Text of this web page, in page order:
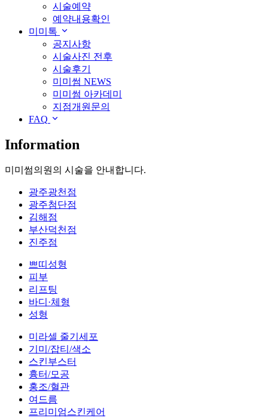
시술예약
예약내용확인
미미톡
공지사항
시술사진 전후
시술후기
미미썸 NEWS
미미썸 아카데미
지점개원문의
FAQ
Information
미미썸의원의 시술을 안내합니다.
광주광천점
광주첨단점
김해점
부산덕천점
진주점
쁘띠성형
피부
리프팅
바디·체형
성형
미라셀 줄기세포
기미/잡티/색소
스킨부스터
흉터/모공
홍조/혈관
여드름
프리미엄스킨케어